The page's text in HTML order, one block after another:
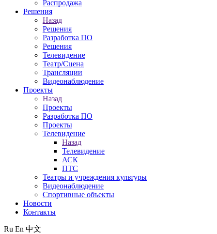
Распродажа
Решения
Назад
Решения
Разработка ПО
Решения
Телевидение
Театр/Сцена
Трансляции
Видеонаблюдение
Проекты
Назад
Проекты
Разработка ПО
Проекты
Телевидение
Назад
Телевидение
АСК
ПТС
Театры и учреждения культуры
Видеонаблюдение
Спортивные объекты
Новости
Контакты
Ru En 中文